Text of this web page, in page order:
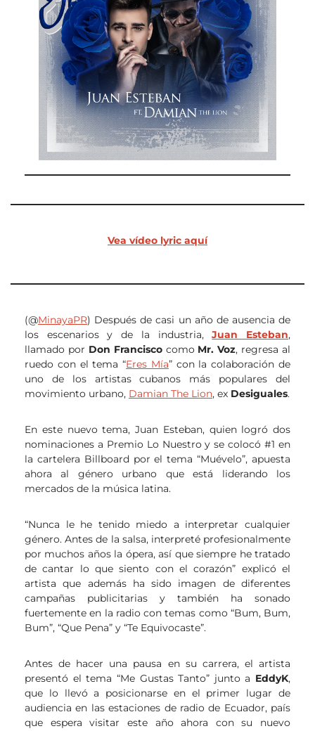
Vea vídeo lyric aquí
(@MinayaPR) Después de casi un año de ausencia de
los escenarios y de la industria,Juan Esteban,
llamado por Don Franciscocomo Mr. Voz, regresa al
ruedo con el tema “Eres Mía” con la colaboración de
uno de los artistas cubanos más populares del
movimiento urbano, Damian The Lion, ex Desiguales.
En este nuevo tema, Juan Esteban, quien logró dos
nominaciones a Premio Lo Nuestro y se colocó #1 en
la cartelera Billboard por el tema “Muévelo”, apuesta
ahora al género urbano que está liderando los
mercados de la música latina.
“Nunca le he tenido miedo a interpretar cualquier
género. Antes de la salsa, interpreté profesionalmente
por muchos años la ópera, así que siempre he tratado
de cantar lo que siento con el corazón” explicó el
artista que además ha sido imagen de diferentes
campañas publicitarias y también ha sonado
fuertemente en la radio con temas como “Bum, Bum,
Bum”, “Que Pena” y “Te Equivocaste”.
Antes de hacer una pausa en su carrera, el artista
presentó el tema “Me Gustas Tanto” junto a EddyK,
que lo llevó a posicionarse en el primer lugar de
audiencia en las estaciones de radio de Ecuador, país
que espera visitar este año ahora con su nuevo